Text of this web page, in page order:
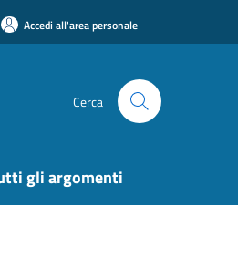
Accedi all'area personale
Cerca
gli argomenti